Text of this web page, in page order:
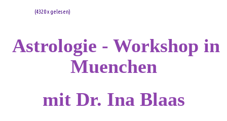
(4320 x gelesen)
Astrologie - Workshop in
Muenchen
mit Dr. Ina Blaas